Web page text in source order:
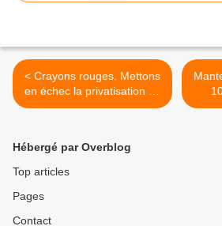
< Crayons rouges. Mettons
en échec la privatisation de
la formation professionnelle
Hébergé par Overblog
Top articles
Pages
Contact